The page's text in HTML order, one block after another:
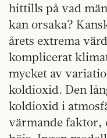
hittills på vad
kan orsaka?
årets extrema
komplicerat
mycket av
koldioxid. Den
koldioxid i
värmande faktor,